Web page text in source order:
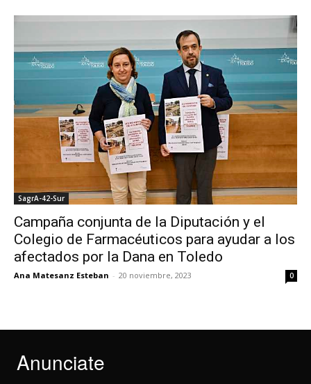
SagrA-42-Sur
Campaña conjunta de la Diputación y el
Colegio de Farmacéuticos para ayudar a los
afectados por la Dana en Toledo
Ana Matesanz Esteban - 20 noviembre, 2023 0
Anunciate